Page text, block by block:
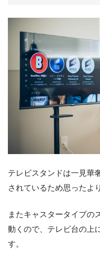
テレビスタンドは一見華
されているため思ったよ
またキャスタータイプの
動くので、テレビ台の上
す。